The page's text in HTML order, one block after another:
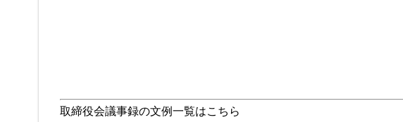
取締役会議事録の文例一覧はこちら